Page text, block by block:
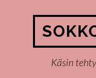
Käsin